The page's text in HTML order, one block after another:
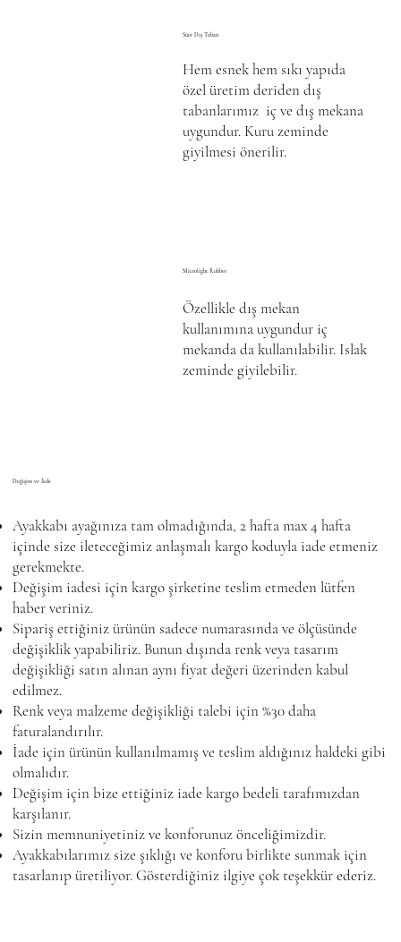
Süet Dış Taban
Microlight Rubber
Değişim ve İade
Ayakkabı ayağınıza tam olmadığında, 2 hafta max 4 hafta
içinde size ileteceğimiz anlaşmalı kargo koduyla iade etmeniz
gerekmekte.
Değişim iadesi için kargo şirketine teslim etmeden lütfen
haber veriniz.
Sipariş ettiğiniz ürünün sadece numarasında ve ölçüsünde
değişiklik yapabiliriz. Bunun dışında renk veya tasarım
değişikliği satın alınan aynı fiyat değeri üzerinden kabul
edilmez.
Renk veya malzeme değişikliği talebi için %30 daha
faturalandırılır.
İade için ürünün kullanılmamış ve teslim aldığınız haldeki gibi
olmalıdır.
Değişim için bize ettiğiniz iade kargo bedeli tarafımızdan
karşılanır.
Sizin memnuniyetiniz ve konforunuz önceliğimizdir.
Ayakkabılarımız size şıklığı ve konforu birlikte sunmak için
tasarlanıp üretiliyor. Gösterdiğiniz ilgiye çok teşekkür ederiz.
Özellikle dış mekan
kullanımına uygundur iç
mekanda da kullanılabilir. Islak
zeminde giyilebilir.
Hem esnek hem sıkı yapıda
özel üretim deriden dış
tabanlarımız iç ve dış mekana
uygundur. Kuru zeminde
giyilmesi önerilir.